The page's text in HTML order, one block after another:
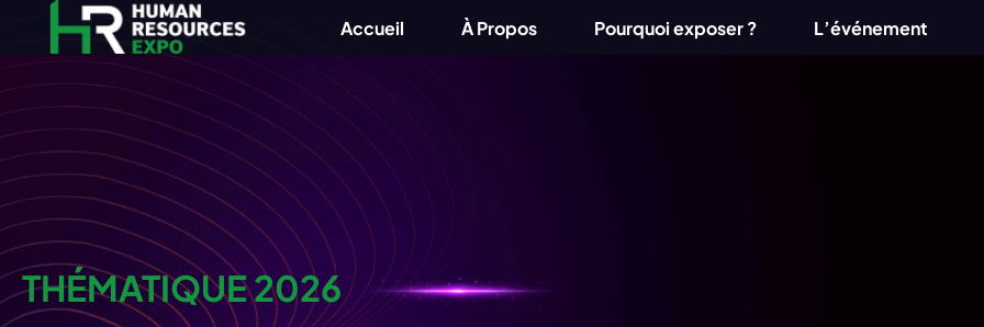
Accueil À Propos Pourquoi exposer ? L’événement
THÉMATIQUE 2026